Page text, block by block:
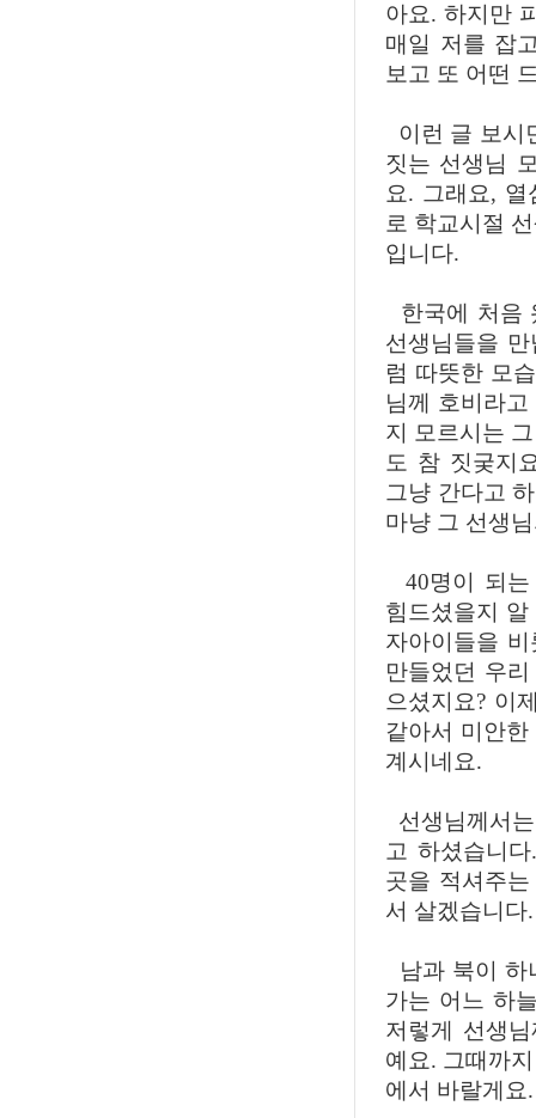
아요. 하지만
매일 저를 잡
보고 또 어떤
이런 글 보시
짓는 선생님
요. 그래요,
로 학교시절
입니다.
한국에 처음
선생님들을
럼 따뜻한 모
님께 호비라
지 모르시는
도 참 짓궂지
그냥 간다고
마냥 그 선생
40명이 되는
힘드셨을지
자아이들을
만들었던 우
으셨지요? 이
같아서 미안
계시네요.
선생님께서
고 하셨습니
곳을 적셔주
서 살겠습니다.
남과 북이 하
가는 어느 하
저렇게 선생
예요. 그때까
에서 바랄게요.